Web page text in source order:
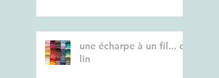
une écharpe à un fil... de
lin